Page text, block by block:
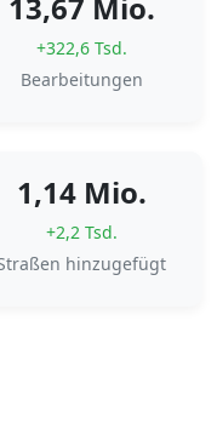
+322,6 Tsd.
Bearbeitungen
1,14 Mio.
+2,2 Tsd.
hinzugefügt